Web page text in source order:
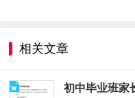
相关文章
初中毕业班家